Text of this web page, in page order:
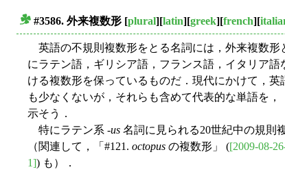
#3586. 外来複数形 [plural][latin][greek][french][
英語の不規則複数形をとる名詞には，外来複数形
にラテン語，ギリシア語，フランス語，イタリア
ける複数形を保っているものだ．現代にかけて，英
も少なくないが，それらも含めて代表的な単語を
示そう．
特にラテン系 -us 名詞に見られる20世紀中の規則
（関連して，「#121. octopus の複数形」 ([2009-08-
1]) も）．